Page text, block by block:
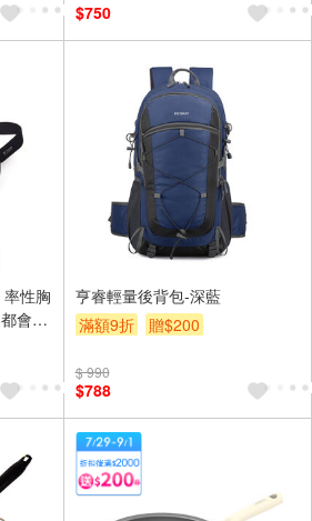
$750
率性胸
會機
亨睿輕量後背包-深藍
滿額9折
贈$200
$ 990
$788